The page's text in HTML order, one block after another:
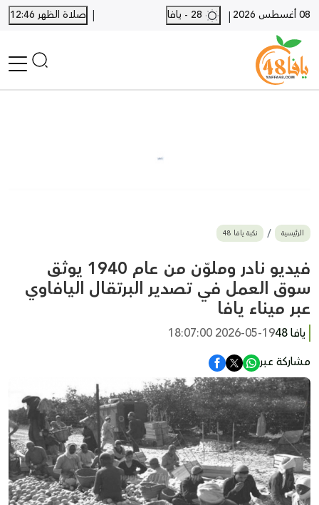
08 أغسطس 2026 |
| صلاة الظهر 12:46
بيع وشراء
أخبار القدس
وفيات
المزيد
الرئيسية نكبة يافا 48
فيديو نادر وملوّن من عام 1940 يوثق
سوق العمل في تصدير البرتقال اليافاوي
عبر ميناء يافا
يافا 48
2026-05-19 18:07:00
مشاركة عبر